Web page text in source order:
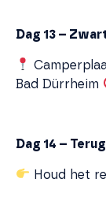
Dag 13 –
Bad Dürrheim
Dag 14 –
Houd het